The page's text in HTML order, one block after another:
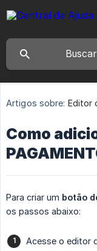
Artigos sobre: Editor
Como
Para criar um botão
os passos abaixo:
Acesse o editor